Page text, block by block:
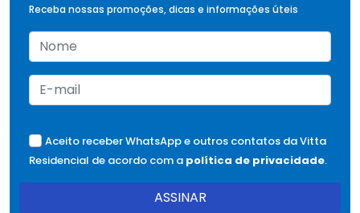
Receba nossas promoções, dicas e informações úteis
Aceito receber WhatsApp e outros contatos da Vitta
Residencial de acordo com a política de privacidade.
ASSINAR